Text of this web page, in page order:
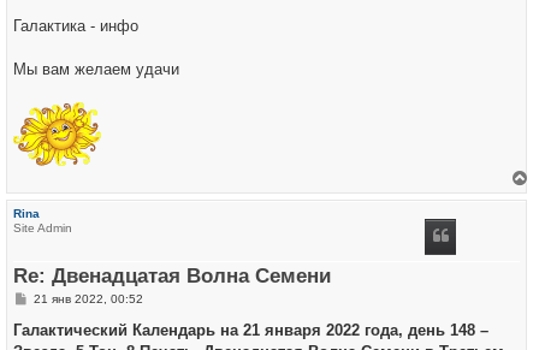
Галактика - инфо
Мы вам желаем удачи
Rina
Site Admin
Re: Двенадцатая Волна Семени
С
о
21 янв 2022, 00:52
Галактический Календарь на 21 января 2022 года, день 148 –